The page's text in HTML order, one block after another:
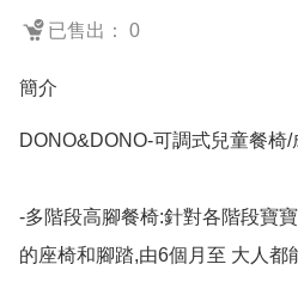
已售出： 0
簡介
DONO&DONO-可調式兒童餐椅/
-多階段高腳餐椅:針對各階段寶
的座椅和腳踏,由6個月至 大人都